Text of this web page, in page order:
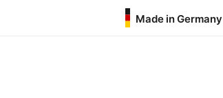
Made in Germany